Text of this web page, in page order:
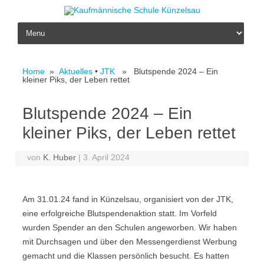
Skip to content
Home » Aktuelles • JTK » Blutspende 2024 – Ein
kleiner Piks, der Leben rettet
Blutspende 2024 – Ein
kleiner Piks, der Leben rettet
von K. Huber | 3. April 2024
Am 31.01.24 fand in Künzelsau, organisiert von der JTK,
eine erfolgreiche Blutspendenaktion statt. Im Vorfeld
wurden Spender an den Schulen angeworben. Wir haben
mit Durchsagen und über den Messengerdienst Werbung
gemacht und die Klassen persönlich besucht. Es hatten